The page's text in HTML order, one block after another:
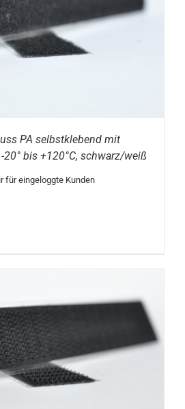
PA selbstklebend mit
20° bis +120°C, schwarz/weiß
für eingeloggte Kunden